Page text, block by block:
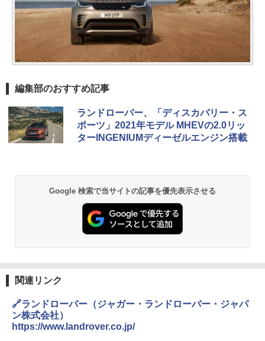
編集部のおすすめ記事
ランドローバー、「ディスカバリー・ス
ポーツ」2021年モデル MHEVの2.0リッ
ターINGENIUMディーゼルエンジン搭載
Google 検索で当サイトの記事を優先表示させる
関連リンク
🔗ランドローバー（ジャガー・ランドローバー・ジャパ
ン株式会社）
https://www.landrover.co.jp/